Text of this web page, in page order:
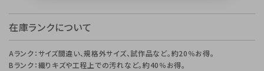
在庫ランクについて
Aランク：サイズ間違い、規格外サイズ、試作品など。約20％お得。
Bランク：織りキズや工程上での汚れなど。約40％お得。